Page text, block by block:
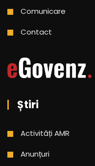
Comunicare
Contact
Știri
Activități AMR
Anunțuri